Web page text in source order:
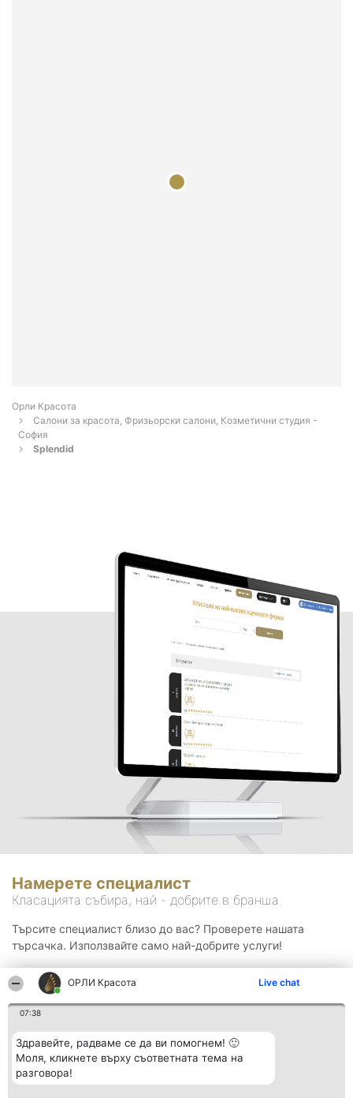
ОРЛИ Красота Live chat
07:38
Здравейте, радваме се да ви помогнем! 🙂
Моля, кликнете върху съответната тема на
разговора!
Орли Красота
Салони за красота, Фризьорски салони, Козметични студия -
София
Splendid
Намерете специалист
Класацията събира, най - добрите в бранша.
Търсите специалист близо до вас? Проверете нашата
търсачка. Използвайте само най-добрите услуги!